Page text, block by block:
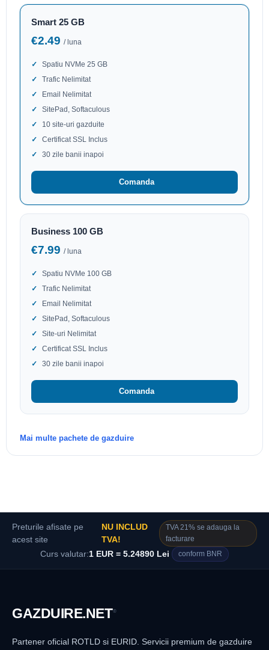
Smart 25 GB
€2.49 / luna
Spatiu NVMe 25 GB
Trafic Nelimitat
Email Nelimitat
SitePad, Softaculous
10 site-uri gazduite
Certificat SSL Inclus
30 zile banii inapoi
Comanda
Business 100 GB
€7.99 / luna
Spatiu NVMe 100 GB
Trafic Nelimitat
Email Nelimitat
SitePad, Softaculous
Site-uri Nelimitat
Certificat SSL Inclus
30 zile banii inapoi
Comanda
Mai multe pachete de gazduire
Preturile afisate pe
acest site
NU INCLUD
TVA!
TVA 21% se adauga la
facturare
Curs valutar:1 EUR = 5.24890 Lei conform BNR
GAZDUIRE.NET®
Partener oficial ROTLD si EURID. Servicii premium de gazduire